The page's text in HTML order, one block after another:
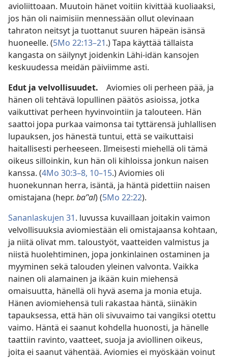
avioliittoaan. Muutoin hänet voitiin kivittää kuoliaaksi,
jos hän oli naimisiin mennessään ollut olevinaan
tahraton neitsyt ja tuottanut suuren häpeän isänsä
huoneelle. (5Mo 22:13–21.) Tapa käyttää tällaista
kangasta on säilynyt joidenkin Lähi-idän kansojen
keskuudessa meidän päiviimme asti.
Edut ja velvollisuudet. Aviomies oli perheen pää, ja
hänen oli tehtävä lopullinen päätös asioissa, jotka
vaikuttivat perheen hyvinvointiin ja talouteen. Hän
saattoi jopa purkaa vaimonsa tai tyttärensä juhlallisen
lupauksen, jos hänestä tuntui, että se vaikuttaisi
haitallisesti perheeseen. Ilmeisesti miehellä oli tämä
oikeus silloinkin, kun hän oli kihloissa jonkun naisen
kanssa. (4Mo 30:3–8, 10–15.) Aviomies oli
huonekunnan herra, isäntä, ja häntä pidettiin naisen
omistajana (hepr. baʹʽal) (5Mo 22:22).
Sananlaskujen 31. luvussa kuvaillaan joitakin vaimon
velvollisuuksia aviomiestään eli omistajaansa kohtaan,
ja niitä olivat mm. taloustyöt, vaatteiden valmistus ja
niistä huolehtiminen, jopa jonkinlainen ostaminen ja
myyminen sekä talouden yleinen valvonta. Vaikka
nainen oli alamainen ja ikään kuin miehensä
omaisuutta, hänellä oli hyvä asema ja monia etuja.
Hänen aviomiehensä tuli rakastaa häntä, siinäkin
tapauksessa, että hän oli sivuvaimo tai vangiksi otettu
vaimo. Häntä ei saanut kohdella huonosti, ja hänelle
taattiin ravinto, vaatteet, suoja ja aviollinen oikeus,
joita ei saanut vähentää. Aviomies ei myöskään voinut